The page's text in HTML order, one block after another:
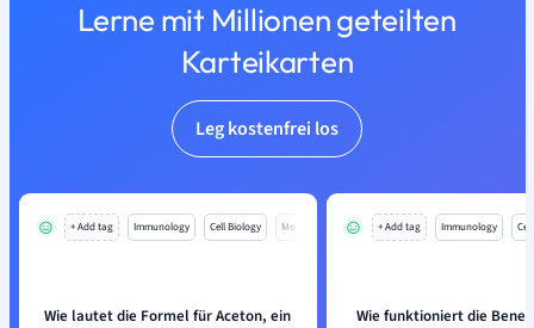
Lerne mit Millionen geteilten
Karteikarten
Leg kostenfrei los
+ Add tag Immunology Cell Biology Mo
Wie lautet die Formel für Aceton, ein
+ Add tag Immunology
Wie funktioniert die